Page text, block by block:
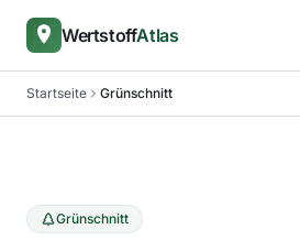
WertstoffAtlas
Startseite Grünschnitt
Grünschnitt